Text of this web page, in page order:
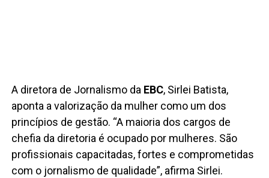
A diretora de Jornalismo da EBC, Sirlei Batista,
aponta a valorização da mulher como um dos
princípios de gestão. “A maioria dos cargos de
chefia da diretoria é ocupado por mulheres. São
profissionais capacitadas, fortes e comprometidas
com o jornalismo de qualidade”, afirma Sirlei.